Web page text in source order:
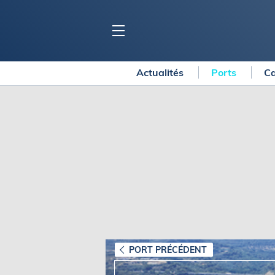
Voiliers
Bateaux à moteur
Actualités Ports
PORT PRÉCÉDENT